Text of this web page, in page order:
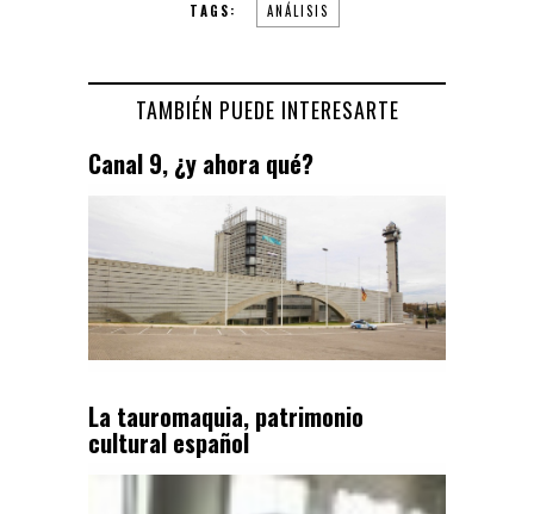
TAGS: ANÁLISIS
TAMBIÉN PUEDE INTERESARTE
Canal 9, ¿y ahora qué?
La tauromaquia, patrimonio
cultural español